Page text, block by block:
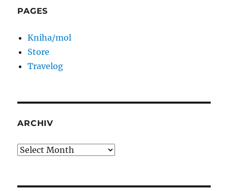
PAGES
Kniha/mol
Store
Travelog
ARCHIV
Archiv